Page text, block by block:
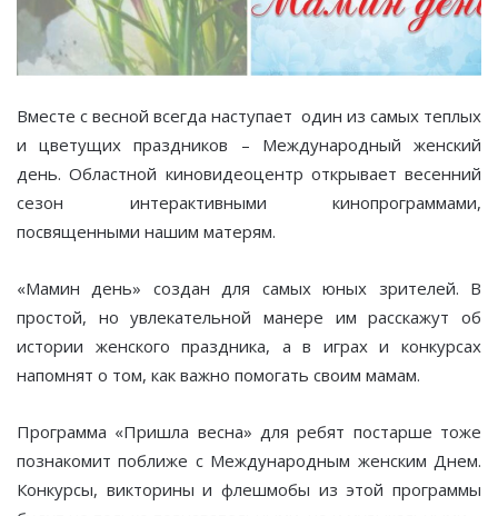
Вместе с весной всегда наступает один из самых теплых
и цветущих праздников – Международный женский
день. Областной киновидеоцентр открывает весенний
сезон интерактивными кинопрограммами,
посвященными нашим матерям.
«Мамин день» создан для самых юных зрителей. В
простой, но увлекательной манере им расскажут об
истории женского праздника, а в играх и конкурсах
напомнят о том, как важно помогать своим мамам.
Программа «Пришла весна» для ребят постарше тоже
познакомит поближе с Международным женским Днем.
Конкурсы, викторины и флешмобы из этой программы